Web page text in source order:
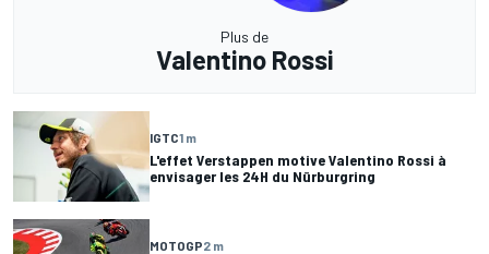
Plus de
Valentino Rossi
IGTC1 m
L'effet Verstappen motive Valentino Rossi à
envisager les 24H du Nürburgring
MOTOGP2 m